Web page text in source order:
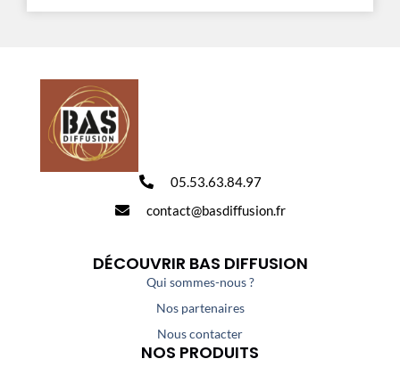
05.53.63.84.97
contact@basdiffusion.fr
DÉCOUVRIR BAS DIFFUSION
Qui sommes-nous ?
Nos partenaires
Nous contacter
NOS PRODUITS